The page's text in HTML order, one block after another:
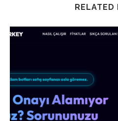
RELATED